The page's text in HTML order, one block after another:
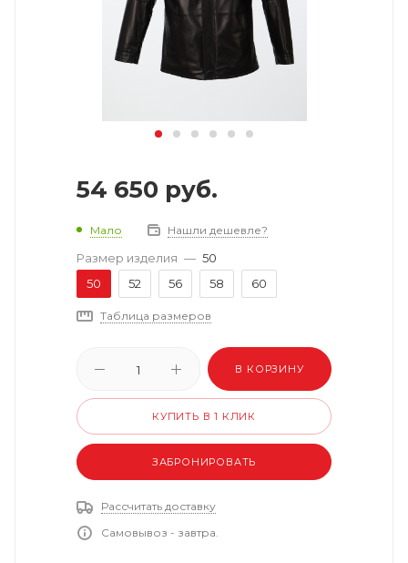
54 650 руб.
Мало Нашли дешевле?
Размер изделия — 50
50
52 56 58 60
Таблица размеров
В КОРЗИНУ
КУПИТЬ В 1 КЛИК
ЗАБРОНИРОВАТЬ
Рассчитать доставку
Самовывоз - завтра.